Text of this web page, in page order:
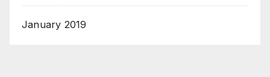
January 2019